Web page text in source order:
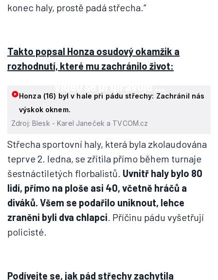
konec haly, prostě padá střecha.“
Takto popsal Honza osudový okamžik a
rozhodnutí, které mu zachránilo život:
Honza (16) byl v hale při pádu střechy: Zachránil nás
výskok oknem.
Zdroj: Blesk - Karel Janeček a TVCOM.cz
teprve 2. ledna, se zřítila přímo během turnaje